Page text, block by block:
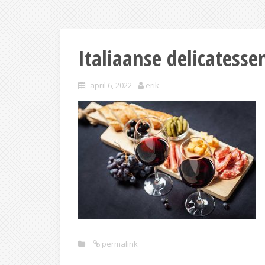
Italiaanse
april 6, 2022 erik
permalink